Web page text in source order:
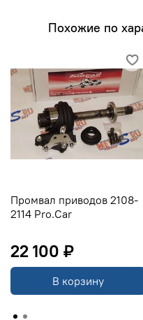
Похожие по
Промвал приводов 2108-
2114 Pro.Car
22 100 ₽
В корзину